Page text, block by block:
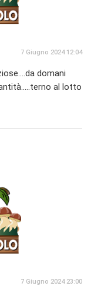
7 Giugno 2024 12:04
domani
al lotto
7 Giugno 2024 23:00